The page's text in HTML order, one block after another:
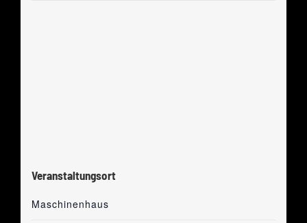
Veranstaltungsort
Maschinenhaus